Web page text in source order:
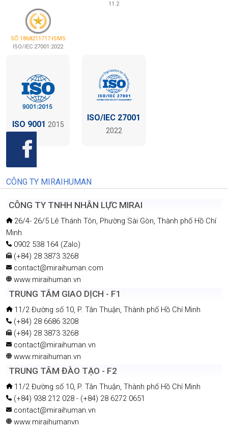
11.2
SỐ 1868211717-ISMS
ISO/IEC 27001:2022
ISO 9001 2015
ISO/IEC 27001
2022
CÔNG TY MIRAIHUMAN
CÔNG TY TNHH NHÂN LỰC MIRAI
26/4- 26/5 Lê Thánh Tôn, Phường Sài Gòn, Thành phố Hồ Chí
Minh
0902 538 164 (Zalo)
(+84) 28 3873 3268
contact@miraihuman.com
www.miraihuman.vn
TRUNG TÂM GIAO DỊCH - F1
11/2 Đường số 10, P. Tân Thuận, Thành phố Hồ Chí Minh
(+84) 28 6686 3208
(+84) 28 3873 3268
contact@miraihuman.vn
www.miraihuman.vn
TRUNG TÂM ĐÀO TẠO - F2
11/2 Đường số 10, P. Tân Thuận, Thành phố Hồ Chí Minh
(+84) 938 212 028 - (+84) 28 6272 0651
contact@miraihuman.vn
www.miraihumanvn